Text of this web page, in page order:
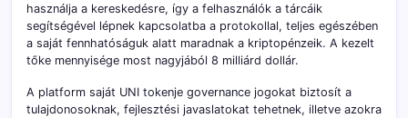
használja a kereskedésre, így a felhasználók a tárcáik
segítségével lépnek kapcsolatba a protokollal, teljes egészében
a saját fennhatóságuk alatt maradnak a kriptopénzeik. A kezelt
tőke mennyisége most nagyjából 8 milliárd dollár.
A platform saját UNI tokenje governance jogokat biztosít a
tulajdonosoknak, fejlesztési javaslatokat tehetnek, illetve azokra